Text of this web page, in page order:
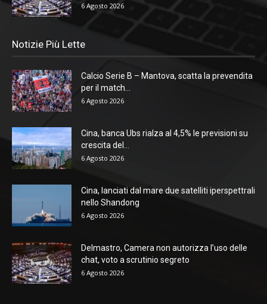
6 Agosto 2026
Notizie Più Lette
Calcio Serie B – Mantova, scatta la prevendita
per il match...
6 Agosto 2026
Cina, banca Ubs rialza al 4,5% le previsioni su
crescita del...
6 Agosto 2026
Cina, lanciati dal mare due satelliti iperspettrali
nello Shandong
6 Agosto 2026
Delmastro, Camera non autorizza l’uso delle
chat, voto a scrutinio segreto
6 Agosto 2026